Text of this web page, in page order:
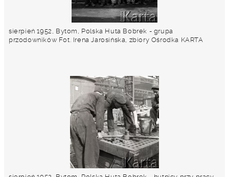
sierpień 1952, Bytom, Polska Huta Bobrek - grupa
przodowników Fot. Irena Jarosińska, zbiory Ośrodka KARTA